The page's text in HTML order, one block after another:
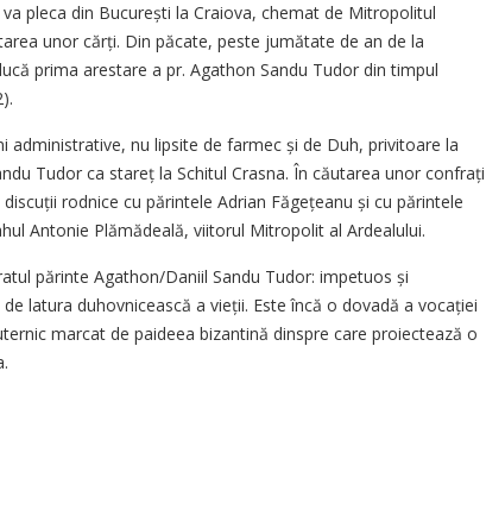
pleca din București la Craiova, chemat de Mitropolitul
unor cărți. Din păcate, peste jumătate de an de la
prima arestare a pr. Agathon Sandu Tudor din timpul
nu lipsite de farmec și de Duh, privitoare la
Tudor ca stareț la Schitul Crasna. În căutarea unor confrați
rodnice cu părintele Adrian Făgețeanu și cu părintele
Antonie Plămădeală, viitorul Mitropolit al Ardealului.
părinte Agathon/Daniil Sandu Tudor: impetuos și
latura duhovnicească a vieții. Este încă o dovadă a vocației
marcat de paideea bizantină dinspre care proiectează o